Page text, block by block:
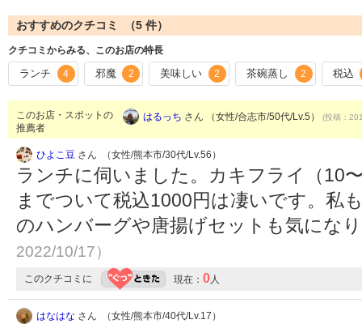
おすすめのクチコミ （5 件）
クチコミからみる、このお店の特長
ランチ 4 邪魔 2 美味しい 2 茶碗蒸し 2 税込
このお店・スポットの
推薦者
はるっち さん （女性/合志市/50代/Lv.5） (投稿：
ひよこ豆 さん （女性/熊本市/30代/Lv.56）
ランチに伺いました。カキフライ（10
までついて税込1000円は凄いです。私
のハンバーグや唐揚げセットも気にな
2022/10/17）
このクチコミに 現在： 0 人
はなはな さん （女性/熊本市/40代/Lv.17）